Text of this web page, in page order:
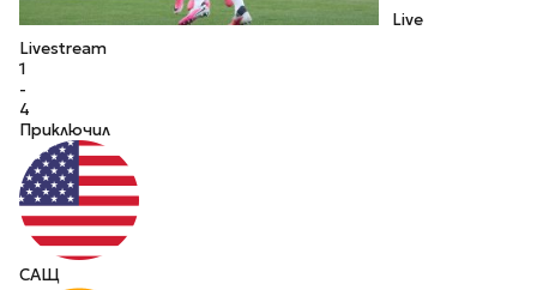
Live
Livestream
1
-
4
Приключил
САЩ